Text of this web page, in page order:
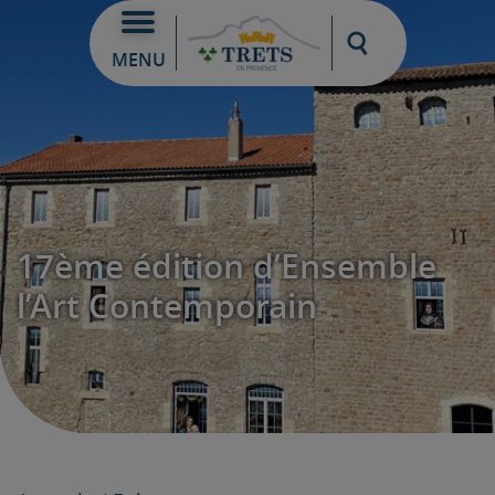
MENU
Moteur de
17ème édition d’Ensemble
l’Art Contemporain